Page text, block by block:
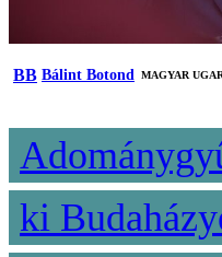
BB Bálint Botond MAGYAR
ki